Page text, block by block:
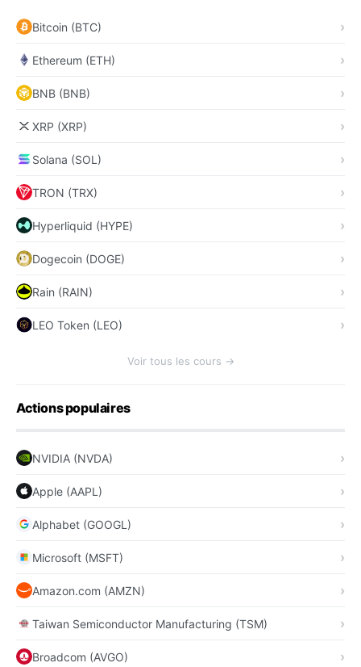
Bitcoin (BTC)
Ethereum (ETH)
BNB (BNB)
XRP (XRP)
Solana (SOL)
TRON (TRX)
Hyperliquid (HYPE)
Dogecoin (DOGE)
Rain (RAIN)
LEO Token (LEO)
Voir tous les cours →
Actions populaires
NVIDIA (NVDA)
Apple (AAPL)
Alphabet (GOOGL)
Microsoft (MSFT)
Amazon.com (AMZN)
Taiwan Semiconductor Manufacturing (TSM)
Broadcom (AVGO)